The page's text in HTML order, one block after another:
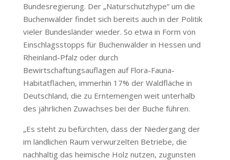
Bundesregierung. Der „Naturschutzhype“ um die
Buchenwälder findet sich bereits auch in der Politik
vieler Bundesländer wieder. So etwa in Form von
Einschlagsstopps für Buchenwälder in Hessen und
Rheinland-Pfalz oder durch
Bewirtschaftungsauflagen auf Flora-Fauna-
Habitatflächen, immerhin 17% der Waldfläche in
Deutschland, die zu Erntemengen weit unterhalb
des jährlichen Zuwachses bei der Buche führen.
„Es steht zu befürchten, dass der Niedergang der
im ländlichen Raum verwurzelten Betriebe, die
nachhaltig das heimische Holz nutzen, zugunsten